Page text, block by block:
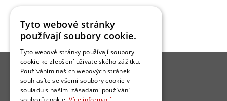
Tyto webové stránky
používají soubory cookie.
Tyto webové stránky používají soubory
cookie ke zlepšení uživatelského zážitku.
Používáním našich webových stránek
souhlasíte se všemi soubory cookie v
souladu s našimi zásadami používání